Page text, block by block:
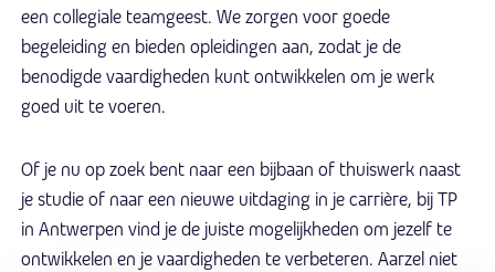
een collegiale teamgeest. We zorgen voor goede
begeleiding en bieden opleidingen aan, zodat je de
benodigde vaardigheden kunt ontwikkelen om je werk
goed uit te voeren.
Of je nu op zoek bent naar een bijbaan of thuiswerk naast
je studie of naar een nieuwe uitdaging in je carrière, bij TP
in Antwerpen vind je de juiste mogelijkheden om jezelf te
ontwikkelen en je vaardigheden te verbeteren. Aarzel niet